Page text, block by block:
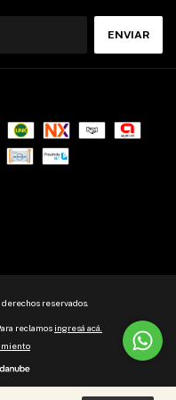
reservados.
reclamos ingresá acá.